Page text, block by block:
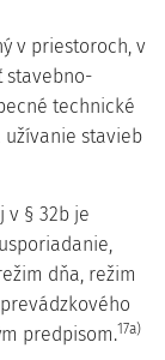
v priestoroch, v
stavebno-
technické
stavieb
v § 32b je
dňa, režim
predpisom.17a)